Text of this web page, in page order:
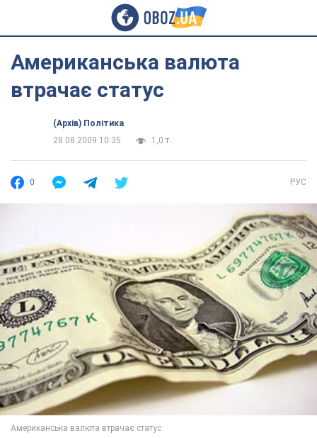
Американська валюта
втрачає статус
(Архів) Політика
28.08.2009 10:35
1,0 т.
0 РУС